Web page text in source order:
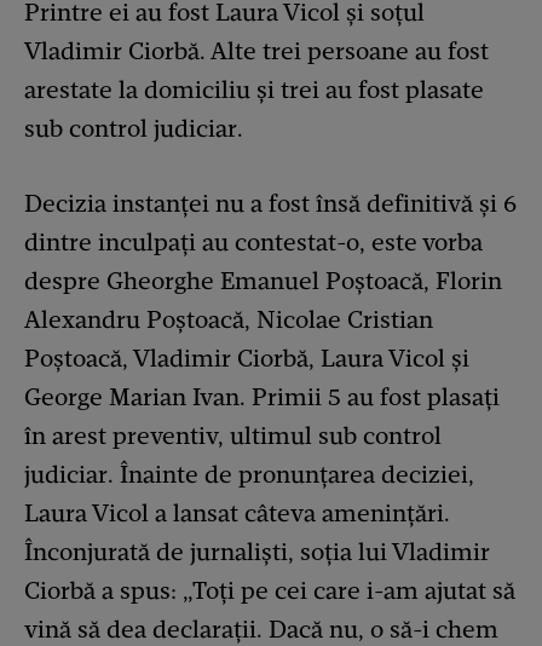
Printre ei au fost Laura Vicol şi soţul
Vladimir Ciorbă. Alte trei persoane au fost
arestate la domiciliu şi trei au fost plasate
sub control judiciar.
Decizia instanţei nu a fost însă definitivă și 6
dintre inculpaţi au contestat-o, este vorba
despre Gheorghe Emanuel Poștoacă, Florin
Alexandru Poștoacă, Nicolae Cristian
Poștoacă, Vladimir Ciorbă, Laura Vicol și
George Marian Ivan. Primii 5 au fost plasați
în arest preventiv, ultimul sub control
judiciar. Înainte de pronunțarea deciziei,
Laura Vicol a lansat câteva amenințări.
Înconjurată de jurnaliști, soția lui Vladimir
Ciorbă a spus: „Toți pe cei care i-am ajutat să
vină să dea declarații. Dacă nu, o să-i chem